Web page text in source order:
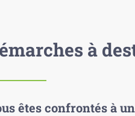
à
êtes confrontés à